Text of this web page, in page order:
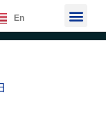
En 選
單